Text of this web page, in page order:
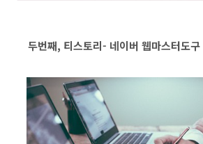
두번째, 티스토리- 네이버 웹마스터도